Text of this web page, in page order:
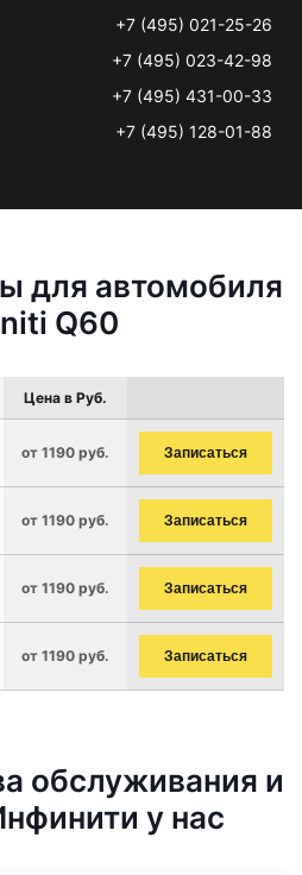
+7 (495) 021-25-26
+7 (495) 023-42-98
+7 (495) 431-00-33
+7 (495) 128-01-88
для автомобиля
Q60
Цена в Руб.
от 1190 руб. Записаться
от 1190 руб. Записаться
от 1190 руб. Записаться
от 1190 руб. Записаться
обслуживания и
у нас